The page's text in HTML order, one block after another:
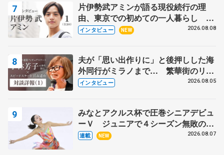
片伊勢武アミンが語る現役続行の理
由、東京での初めての一人暮らし 注
目スケーターの「今」に迫る
インタビュー NEW 2026.08.08
夫が「思い出作りに」と後押しした海
外同行がミラノまで… 繁華街のリン
クでは不良のお兄さんも味方に 小林
インタビュー 2026.08.05
みなとアクルス杯で圧巻シニアデビュ
ーＶ ジュニアで４シーズン無敗の島
田麻央
連載 NEW 2026.08.07